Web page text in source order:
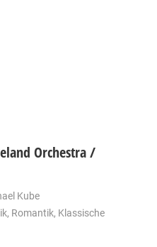
Orchestra /
Kube
, Romantik, Klassische